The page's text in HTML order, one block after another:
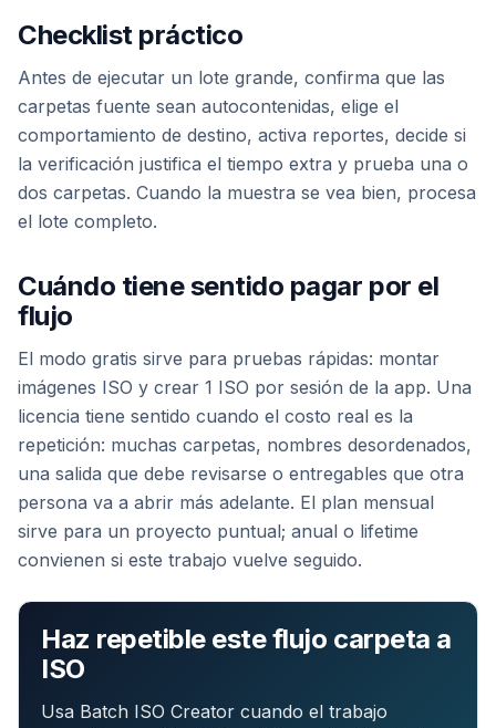
Checklist práctico
Antes de ejecutar un lote grande, confirma que las
carpetas fuente sean autocontenidas, elige el
comportamiento de destino, activa reportes, decide si
la verificación justifica el tiempo extra y prueba una o
dos carpetas. Cuando la muestra se vea bien, procesa
el lote completo.
Cuándo tiene sentido pagar por el
flujo
El modo gratis sirve para pruebas rápidas: montar
imágenes ISO y crear 1 ISO por sesión de la app. Una
licencia tiene sentido cuando el costo real es la
repetición: muchas carpetas, nombres desordenados,
una salida que debe revisarse o entregables que otra
persona va a abrir más adelante. El plan mensual
sirve para un proyecto puntual; anual o lifetime
convienen si este trabajo vuelve seguido.
Haz repetible este flujo carpeta a
ISO
Usa Batch ISO Creator cuando el trabajo